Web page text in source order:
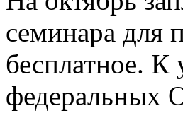
семинара для
бесплатное. К
федеральных